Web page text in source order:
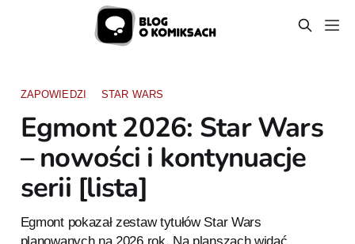
ZAPOWIEDZI STAR WARS
Egmont 2026: Star Wars
– nowości i kontynuacje
serii [lista]
Egmont pokazał zestaw tytułów Star Wars
planowanych na 2026 rok. Na planszach widać